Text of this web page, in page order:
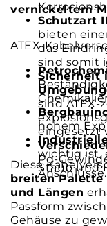
vernickeltem
Schutzart
bieten
das
sind somit
Sicherheit
sind ATEX-
eingesetzt
Pg-
Anschlüsse.
ATEX-
hohem
wichtig ist,
Staub und
Diese
breiten Palette
und Längen
Passform
Gehäuse zu